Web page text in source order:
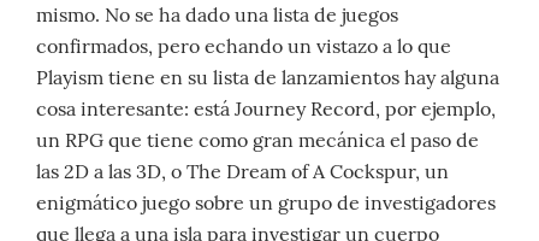
mismo. No se ha dado una lista de juegos
confirmados, pero echando un vistazo a lo que
Playism tiene en su lista de lanzamientos hay alguna
cosa interesante: está Journey Record, por ejemplo,
un RPG que tiene como gran mecánica el paso de
las 2D a las 3D, o The Dream of A Cockspur, un
enigmático juego sobre un grupo de investigadores
que llega a una isla para investigar un cuerpo